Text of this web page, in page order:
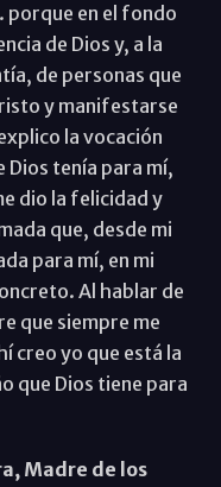
porque en el fondo
de Dios y, a la
de personas que
y manifestarse
la vocación
Dios tenía para mí,
dio la felicidad y
que, desde mi
para mí, en mi
Al hablar de
que siempre me
creo yo que está la
que Dios tiene para
Madre de los